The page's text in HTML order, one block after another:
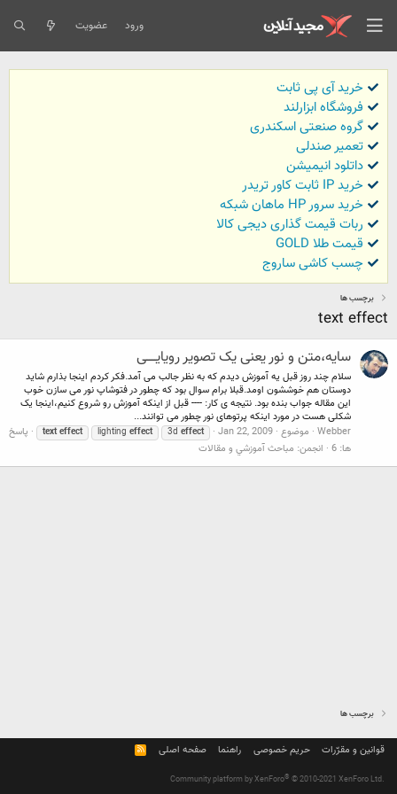
ورود عضویت
خرید آی پی ثابت
فروشگاه ابزارلند
گروه صنعتی اسکندری
تعمیر صندلی
داتلود انیمیشن
خرید IP ثابت کاور تریدر
خرید سرور HP ماهان شبکه
ربات قیمت گذاری دیجی کالا
قیمت طلا GOLD
چسب کاشی ساروج
برچسب ها
text effect
سایه،متن و نور یعنی یک تصویر رویایـــــی
سلام چند روز قبل یه آموزش دیدم که به نظر جالب می آمد.فکر کردم اینجا بذارم شاید
دوستان هم خوششون اومد.قبلا برام سوال بود که چطور در فتوشاپ نور می سازن خوب
این مقاله جواب بنده بود. نتیجه ی کار: ---- قبل از اینکه آموزش رو شروع کنیم،اینجا یک
شکلی هست در مورد اینکه پرتوهای نور چطور می توانند...
Webber موضوع Jan 22, 2009
3d effect
lighting effect
text effect
پاسخ
ها: 6
انجمن: مباحث آموزشي و مقالات
برچسب ها
قوانین و مقرّرات حریم خصوصی راهنما صفحه اصلی
R
S
Community platform by XenForo® © 2010-2021 XenForo Ltd.